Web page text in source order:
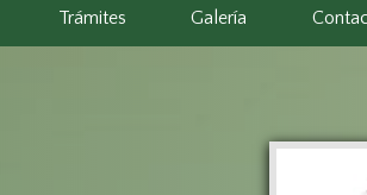
Trámites Galería